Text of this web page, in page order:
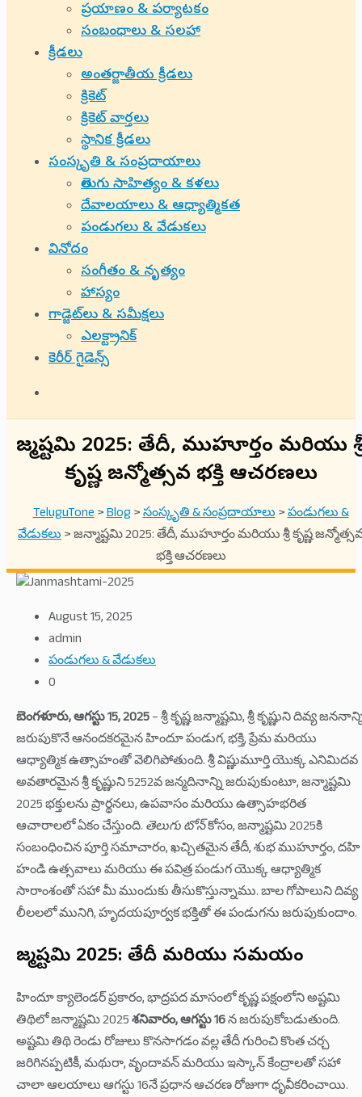
ప్రయాణం & పర్యాటకం
సంబంధాలు & సలహా
క్రీడలు
అంతర్జాతీయ క్రీడలు
క్రికెట్
క్రికెట్ వార్తలు
స్థానిక క్రీడలు
సంస్కృతి & సంప్రదాయాలు
తెలుగు సాహిత్యం & కళలు
దేవాలయాలు & ఆధ్యాత్మికత
పండుగలు & వేడుకలు
వినోదం
సంగీతం & నృత్యం
హాస్యం
గాడ్జెట్‌లు & సమీక్షలు
ఎలక్ట్రానిక్
కెరీర్ గైడెన్స్
జన్మాష్టమి 2025: తేదీ, ముహూర్తం మరియు
కృష్ణ జన్మోత్సవ భక్తి ఆచరణలు
TeluguTone>Blog>సంస్కృతి & సంప్రదాయాలు>పండుగలు &
వేడుకలు>జన్మాష్టమి 2025: తేదీ, ముహూర్తం మరియు శ్రీ కృష్ణ
భక్తి ఆచరణలు
August 15, 2025
admin
పండుగలు & వేడుకలు
0
బెంగళూరు, ఆగస్టు 15, 2025– శ్రీ కృష్ణ జన్మాష్టమి, శ్రీ కృష్ణుని దివ్య
జరుపుకొనే ఆనందకరమైన హిందూ పండుగ, భక్తి, ప్రేమ మరియు
ఆధ్యాత్మిక ఉత్సాహంతో వెలిగిపోతుంది. శ్రీ విష్ణుమూర్తి యొక్క ఎనిమిదవ
అవతారమైన శ్రీ కృష్ణుని 5252వ జన్మదినాన్ని జరుపుకుంటూ, జన్మాష్టమి
2025 భక్తులను ప్రార్థనలు, ఉపవాసం మరియు ఉత్సాహభరిత
ఆచారాలలో ఏకం చేస్తుంది.తెలుగు టోన్కోసం, జన్మాష్టమి 2025కి
సంబంధించిన పూర్తి సమాచారం, ఖచ్చితమైన తేదీ, శుభ ముహూర్తం, దహి
హండి ఉత్సవాలు మరియు ఈ పవిత్ర పండుగ యొక్క ఆధ్యాత్మిక
సారాంశంతో సహా మీ ముందుకు తీసుకొస్తున్నాము. బాల గోపాలుని దివ్య
లీలలలో మునిగి, హృదయపూర్వక భక్తితో ఈ పండుగను జరుపుకుందాం.
జన్మాష్టమి 2025: తేదీ మరియు సమయం
హిందూ క్యాలెండర్ ప్రకారం, భాద్రపద మాసంలో కృష్ణ పక్షంలోని అష్టమి
తిథిలో జన్మాష్టమి 2025శనివారం, ఆగస్టు 16న జరుపుకోబడుతుంది.
అష్టమి తిథి రెండు రోజులు కొనసాగడం వల్ల తేదీ గురించి కొంత చర్చ
జరిగినప్పటికీ, మథురా, వృందావన్ మరియు ఇస్కాన్ కేంద్రాలతో సహా
చాలా ఆలయాలు ఆగస్టు 16నే ప్రధాన ఆచరణ రోజుగా ధృవీకరించాయి.